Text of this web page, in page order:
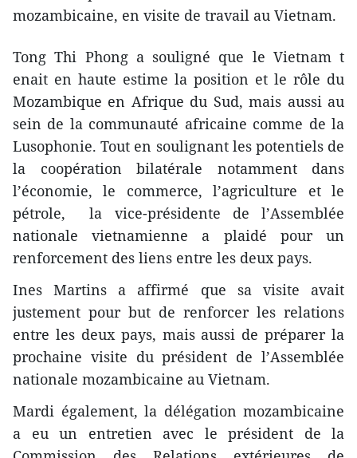
mozambicaine, en visite de travail au Vietnam.
Tong Thi Phong a souligné que le Vietnam t​
enait en haute estime la position et le rôle du
Mozambique en Afrique du Sud, mais aussi au
sein de la communauté africaine comme de la
Lusophonie. Tout en soulignant les potentiels de
la coopération bilatérale notamment dans
l’économie, le commerce, l’agriculture et le
pétrole, la vice-présidente de l’Assemblée
nationale vietnamienne a plaidé pour un
renforcement des liens entre les deux pays.
Ines Martins a affirmé que sa visite avait
justement pour but de renforcer les relations
entre les deux pays, mais aussi de préparer la
prochaine visite du président de l’Assemblée
nationale mozambicaine au Vietnam.
Mardi également, la délégation mozambicaine
a eu un entretien avec le ​président de la